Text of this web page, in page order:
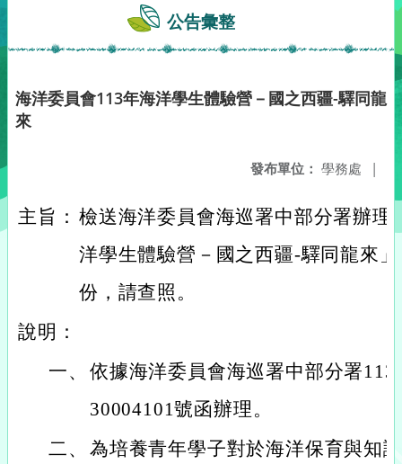
公告彙整
海洋委員會113年海洋學生體驗營－國之西疆-驛同龍
來
發布單位： 學務處 |
主旨： 檢送海洋委員會海巡署中部分署辦理
洋學生體驗營－國之西疆-驛同龍來
份，請查照。
說明：
一、 依據海洋委員會海巡署中部分署
30004101號函辦理。
二、 為培養青年學子對於海洋保育與知